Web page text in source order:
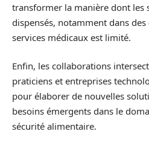
transformer la manière dont les
dispensés, notamment dans des
services médicaux est limité.
Enfin, les collaborations
praticiens et entreprises
pour élaborer de nouvelles
besoins émergents dans le
sécurité alimentaire.